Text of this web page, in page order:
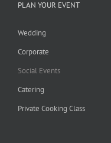
PLAN YOUR EVENT
Wedding
Corporate
Social Events
Catering
Private Cooking Class